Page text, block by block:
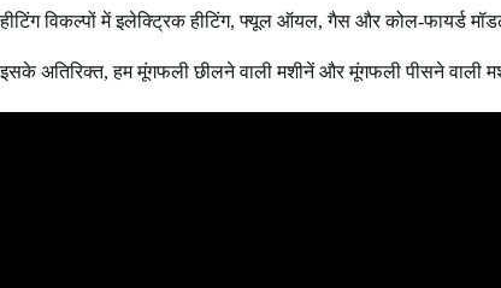
हीटिंग विकल्पों में इलेक्ट्रिक हीटिंग, फ्यूल ऑयल, गैस और कोल-फायर्ड
इसके अतिरिक्त, हम मूंगफली छीलने वाली मशीनें और मूंगफली पीसने वाली